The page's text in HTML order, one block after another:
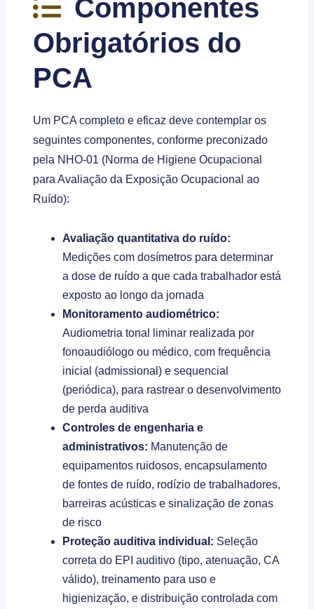
Componentes
Obrigatórios do
PCA
Um PCA completo e eficaz deve contemplar os
seguintes componentes, conforme preconizado
pela NHO-01 (Norma de Higiene Ocupacional
para Avaliação da Exposição Ocupacional ao
Ruído):
Avaliação quantitativa do ruído:
Medições com dosímetros para determinar
a dose de ruído a que cada trabalhador está
exposto ao longo da jornada
Monitoramento audiométrico:
Audiometria tonal liminar realizada por
fonoaudiólogo ou médico, com frequência
inicial (admissional) e sequencial
(periódica), para rastrear o desenvolvimento
de perda auditiva
Controles de engenharia e
administrativos: Manutenção de
equipamentos ruidosos, encapsulamento
de fontes de ruído, rodízio de trabalhadores,
barreiras acústicas e sinalização de zonas
de risco
Proteção auditiva individual: Seleção
correta do EPI auditivo (tipo, atenuação, CA
válido), treinamento para uso e
higienização, e distribuição controlada com